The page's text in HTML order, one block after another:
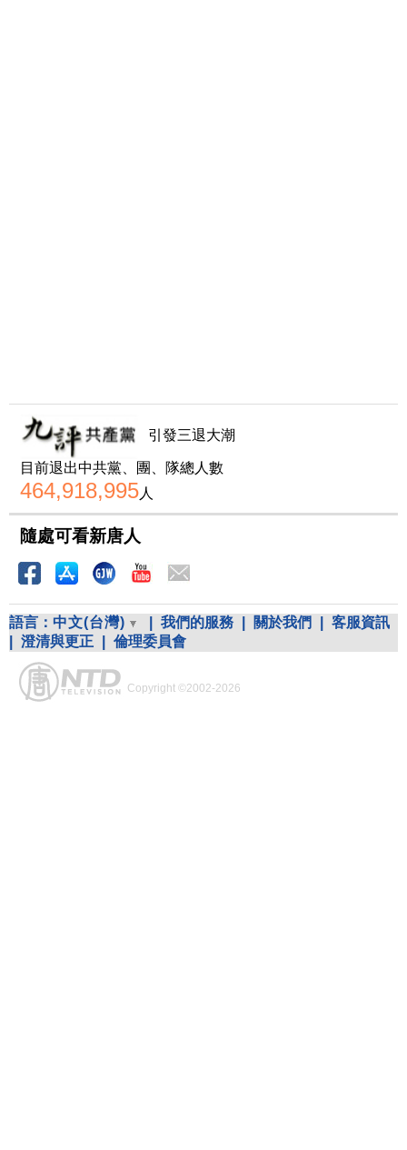
引發三退大潮
目前退出中共黨、團、隊總人數
464,918,995人
隨處可看新唐人
語言： 中文(台灣) 我們的服務 關於我們
客服資訊
澄清與更正 倫理委員會
Copyright ©2002-2026